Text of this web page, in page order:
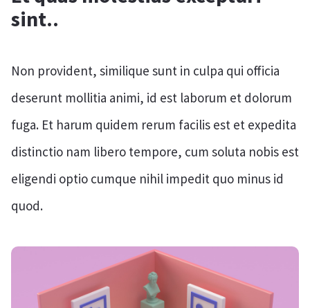
sint..
Non provident, similique sunt in culpa qui officia
deserunt mollitia animi, id est laborum et dolorum
fuga. Et harum quidem rerum facilis est et expedita
distinctio nam libero tempore, cum soluta nobis est
eligendi optio cumque nihil impedit quo minus id
quod.